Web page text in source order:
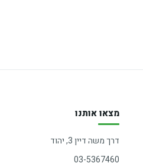
מצאו אותנו
דרך משה דיין 3, יהוד
03-5367460